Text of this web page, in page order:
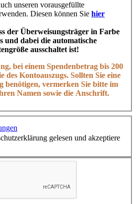
unseren vorausgefüllte
Diesen können Sie hier
der Überweisungsträger in Farbe
und dabei die automatische
ausschaltet ist!
bei einem Spendenbetrag bis 200
des Kontoauszugs. Sollten Sie eine
benötigen, vermerken Sie bitte im
Namen sowie die Anschrift.
gelesen und akzeptiere